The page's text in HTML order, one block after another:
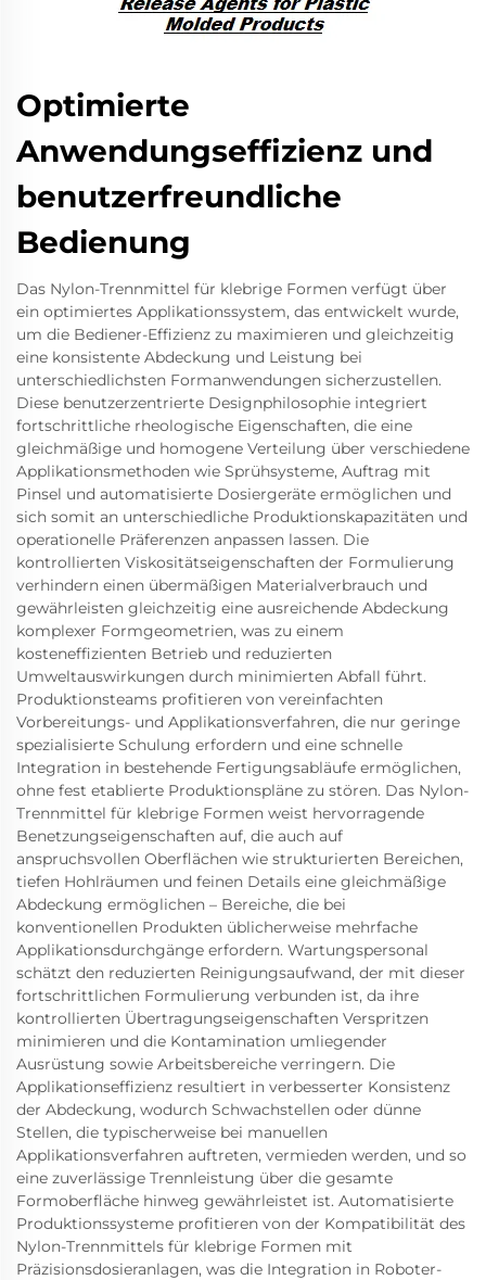
Optimierte
Anwendungseffizienz und
benutzerfreundliche
Bedienung
Das Nylon-Trennmittel für klebrige Formen verfügt über
ein optimiertes Applikationssystem, das entwickelt wurde,
um die Bediener-Effizienz zu maximieren und gleichzeitig
eine konsistente Abdeckung und Leistung bei
unterschiedlichsten Formanwendungen sicherzustellen.
Diese benutzerzentrierte Designphilosophie integriert
fortschrittliche rheologische Eigenschaften, die eine
gleichmäßige und homogene Verteilung über verschiedene
Applikationsmethoden wie Sprühsysteme, Auftrag mit
Pinsel und automatisierte Dosiergeräte ermöglichen und
sich somit an unterschiedliche Produktionskapazitäten und
operationelle Präferenzen anpassen lassen. Die
kontrollierten Viskositätseigenschaften der Formulierung
verhindern einen übermäßigen Materialverbrauch und
gewährleisten gleichzeitig eine ausreichende Abdeckung
komplexer Formgeometrien, was zu einem
kosteneffizienten Betrieb und reduzierten
Umweltauswirkungen durch minimierten Abfall führt.
Produktionsteams profitieren von vereinfachten
Vorbereitungs- und Applikationsverfahren, die nur geringe
spezialisierte Schulung erfordern und eine schnelle
Integration in bestehende Fertigungsabläufe ermöglichen,
ohne fest etablierte Produktionspläne zu stören. Das Nylon-
Trennmittel für klebrige Formen weist hervorragende
Benetzungseigenschaften auf, die auch auf
anspruchsvollen Oberflächen wie strukturierten Bereichen,
tiefen Hohlräumen und feinen Details eine gleichmäßige
Abdeckung ermöglichen – Bereiche, die bei
konventionellen Produkten üblicherweise mehrfache
Applikationsdurchgänge erfordern. Wartungspersonal
schätzt den reduzierten Reinigungsaufwand, der mit dieser
fortschrittlichen Formulierung verbunden ist, da ihre
kontrollierten Übertragungseigenschaften Verspritzen
minimieren und die Kontamination umliegender
Ausrüstung sowie Arbeitsbereiche verringern. Die
Applikationseffizienz resultiert in verbesserter Konsistenz
der Abdeckung, wodurch Schwachstellen oder dünne
Stellen, die typischerweise bei manuellen
Applikationsverfahren auftreten, vermieden werden, und so
eine zuverlässige Trennleistung über die gesamte
Formoberfläche hinweg gewährleistet ist. Automatisierte
Produktionssysteme profitieren von der Kompatibilität des
Nylon-Trennmittels für klebrige Formen mit
Präzisionsdosieranlagen, was die Integration in Roboter-